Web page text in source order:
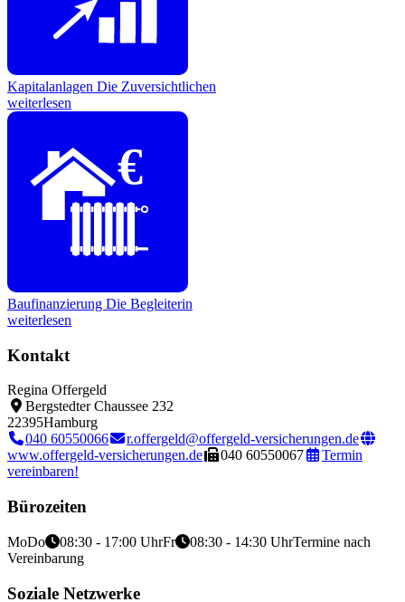
Kapitalanlagen Die Zuversichtlichen
weiterlesen
€
Baufinanzierung Die Begleiterin
weiterlesen
Kontakt
Regina Offergeld
Bergstedter Chaussee 232
22395Hamburg
040 60550066
r.offergeld@offergeld-versicherungen.de
www.offergeld-versicherungen.de
040 60550067
Termin
vereinbaren!
Bürozeiten
MoDo 08:30 - 17:00 UhrFr 08:30 - 14:30 UhrTermine nach
Vereinbarung
Soziale Netzwerke